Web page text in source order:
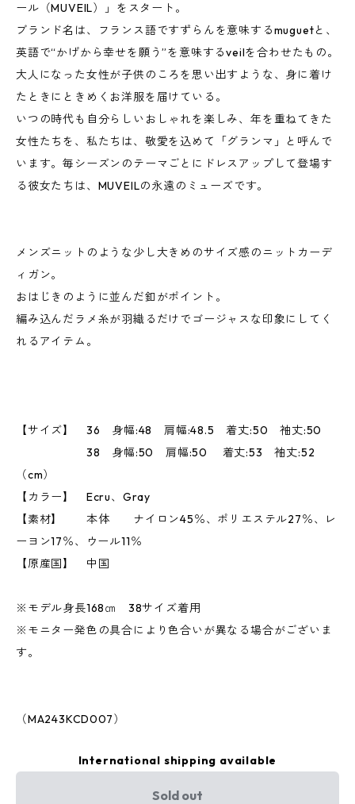
ール（MUVEIL）」をスタート。
ブランド名は、フランス語ですずらんを意味するmuguetと、
英語で“かげから幸せを願う”を意味するveilを合わせたもの。
大人になった女性が子供のころを思い出すような、身に着け
たときにときめくお洋服を届けている。
いつの時代も自分らしいおしゃれを楽しみ、年を重ねてきた
女性たちを、私たちは、敬愛を込めて「グランマ」と呼んで
います。毎シーズンのテーマごとにドレスアップして登場す
る彼女たちは、MUVEILの永遠のミューズです。
メンズニットのような少し大きめのサイズ感のニットカーデ
ィガン。
おはじきのように並んだ釦がポイント。
編み込んだラメ糸が羽織るだけでゴージャスな印象にしてく
れるアイテム。
【サイズ】 36 身幅:48 肩幅:48.5 着丈:50 袖丈:50
38 身幅:50 肩幅:50 着丈:53 袖丈:52
（cm）
【カラー】 Ecru、Gray
【素材】 本体 ナイロン45％、ポリエステル27％、レ
ーヨン17％、ウール11％
【原産国】 中国
※モデル身長168㎝ 38サイズ着用
※モニター発色の具合により色合いが異なる場合がございま
す。
（MA243KCD007）
International shipping available
Sold out